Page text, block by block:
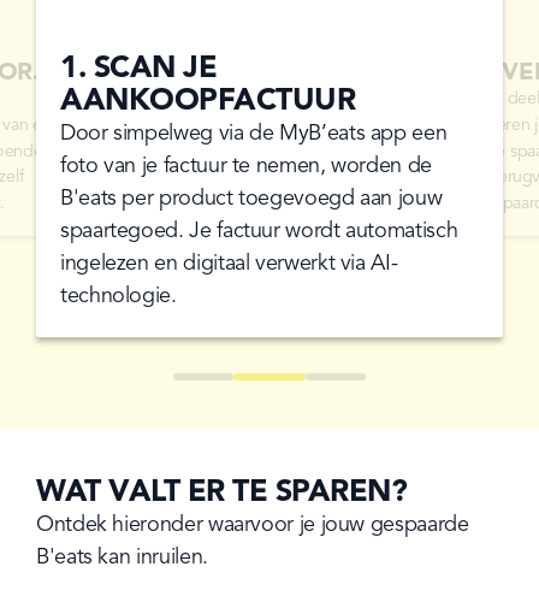
een
1. SCAN JE
AANKOOPFACTUUR
Door simpelweg via de MyB’eats app een
foto van je factuur te nemen, worden de
B'eats per product toegevoegd aan jouw
spaartegoed. Je factuur wordt automatisch
ingelezen en digitaal verwerkt via AI-
technologie.
2.
Alle
in je
je
Go to
Go to
Go to
WAT VALT ER TE SPAREN?
Ontdek hieronder waarvoor je jouw gespaarde
B'eats kan inruilen.